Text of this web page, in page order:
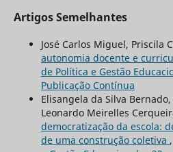
Artigos Semelhantes
José Carlos Miguel, Priscila
autonomia docente e
de Política e Gestão
Publicação Contínua
Elisangela da Silva
Leonardo Meirelles
democratização da escola:
de uma construção coletiva ,